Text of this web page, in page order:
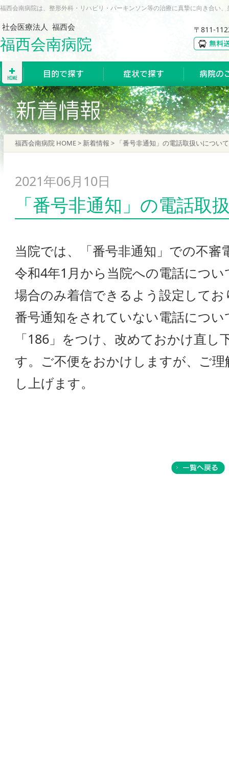
福西会南病院は、整形外科・リハビリ・パーキンソン等の治療に真摯に向き合い
社会医療法人 福西会
福西会南病院
〒811-
福西会南病院 HOME> 新着情報 > 「番号非通知」の電話取扱いについて
2021年06月10日
「番号非通知」の電話取
当院では、「番号非通知」での不審
令和4年1月から当院への電話につ
場合のみ着信できるよう設定してお
番号通知をされていない電話につ
「186」をつけ、改めておかけ直
す。ご不便をおかけしますが、ご
し上げます。